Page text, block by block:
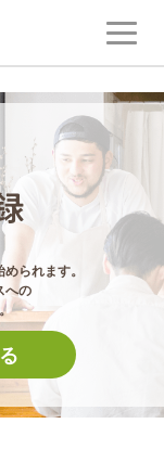
食べログ店舗会員
られます。
への